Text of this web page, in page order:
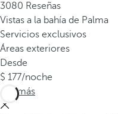
ó
n
d
e
l
a
e
3080 Reseñas
Vistas a la bahía de Palma
Servicios exclusivos
Áreas exteriores
Desde
177/noche
Ver más